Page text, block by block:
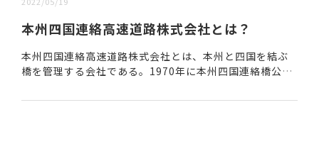
本州四国連絡高速道路株式会社とは？
本州四国連絡高速道路株式会社とは、本州と四国を結ぶ
橋を管理する会社である。1970年に本州四国連絡橋公団
上の長期にわたり利用される橋の維持管理を...